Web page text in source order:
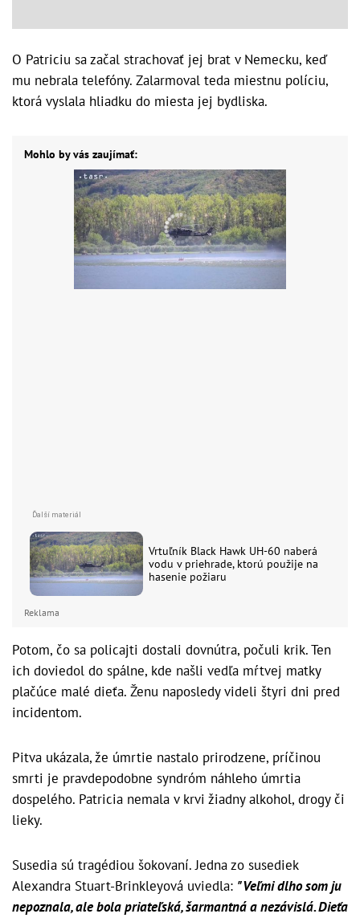
O Patriciu sa začal strachovať jej brat v Nemecku, keď
mu nebrala telefóny. Zalarmoval teda miestnu políciu,
ktorá vyslala hliadku do miesta jej bydliska.
Mohlo by vás zaujímať:
Vrtuľník Black Hawk UH-60 naberá
vodu v priehrade, ktorú použije na
hasenie požiaru
Reklama
Potom, čo sa policajti dostali dovnútra, počuli krik. Ten
ich doviedol do spálne, kde našli vedľa mŕtvej matky
plačúce malé dieťa. Ženu naposledy videli štyri dni pred
incidentom.
Pitva ukázala, že úmrtie nastalo prirodzene, príčinou
smrti je pravdepodobne syndróm náhleho úmrtia
dospelého. Patricia nemala v krvi žiadny alkohol, drogy či
lieky.
Susedia sú tragédiou šokovaní. Jedna zo susediek
Alexandra Stuart-Brinkleyová uviedla: "Veľmi dlho som ju
nepoznala, ale bola priateľská, šarmantná a nezávislá. Dieťa